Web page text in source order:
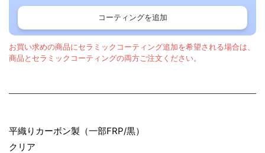
w
o
r
k
コーティングを追加
お買い求めの商品にセラミックコーティング追加を希望される場合は、
商品とセラミックコーティングの両方ご注文ください。
平織りカーボン製（一部FRP/黒）
クリア